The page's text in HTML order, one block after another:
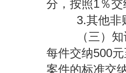
分，按照1％
3.其他非财
（三）知识
每件交纳500
案件的标准交